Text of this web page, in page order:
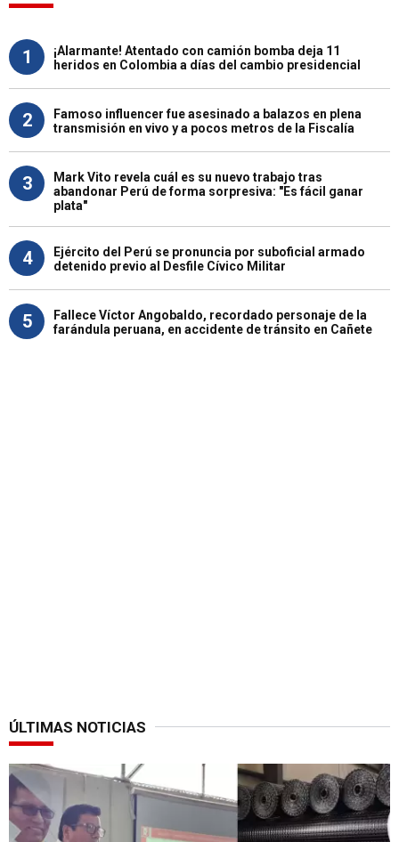
1
¡Alarmante! Atentado con camión bomba deja 11
heridos en Colombia a días del cambio presidencial
2
Famoso influencer fue asesinado a balazos en plena
transmisión en vivo y a pocos metros de la Fiscalía
3
Mark Vito revela cuál es su nuevo trabajo tras
abandonar Perú de forma sorpresiva: "Es fácil ganar
plata"
4
Ejército del Perú se pronuncia por suboficial armado
detenido previo al Desfile Cívico Militar
5
Fallece Víctor Angobaldo, recordado personaje de la
farándula peruana, en accidente de tránsito en Cañete
ÚLTIMAS NOTICIAS